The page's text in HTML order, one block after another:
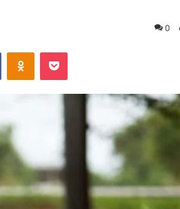
0
VKontakteOdnoklassniki
Pocket